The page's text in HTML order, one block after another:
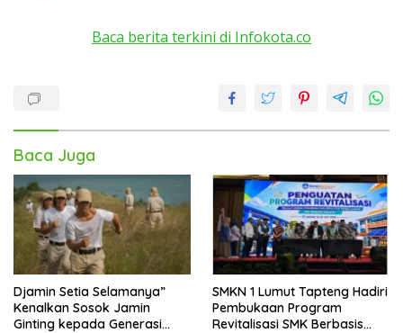
Baca berita terkini di Infokota.co
Baca Juga
Djamin Setia Selamanya”
Kenalkan Sosok Jamin
Ginting kepada Generasi
SMKN 1 Lumut Tapteng Hadiri
Pembukaan Program
Revitalisasi SMK Berbasis